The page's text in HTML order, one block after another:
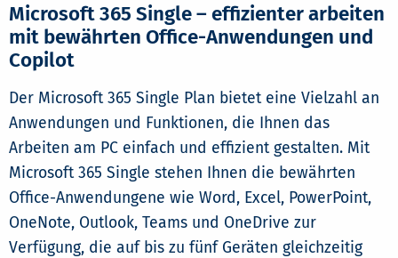
Microsoft 365 Single – effizienter arbeiten
mit bewährten Office-Anwendungen und
Copilot
Der Microsoft 365 Single Plan bietet eine Vielzahl an
Anwendungen und Funktionen, die Ihnen das
Arbeiten am PC einfach und effizient gestalten. Mit
Microsoft 365 Single stehen Ihnen die bewährten
Office-Anwendungene wie Word, Excel, PowerPoint,
OneNote, Outlook, Teams und OneDrive zur
Verfügung, die auf bis zu fünf Geräten gleichzeitig